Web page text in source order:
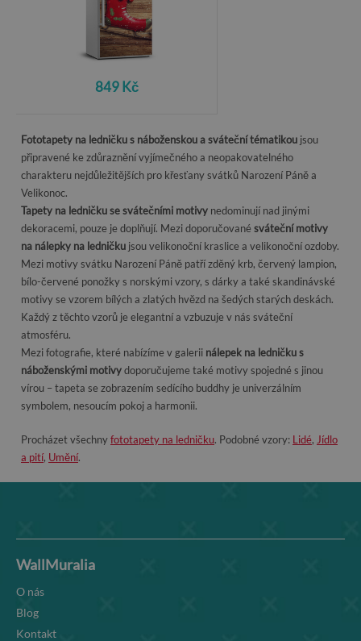
849 Kč
Fototapety na ledničku s náboženskou a sváteční tématikou jsou
připravené ke zdůraznění vyjímečného a neopakovatelného
charakteru nejdůležitějších pro křesťany svátků Narození Páně a
Velikonoc.
Tapety na ledničku se svátečními motivy nedominují nad jinými
dekoracemi, pouze je doplňují. Mezi doporučované sváteční motivy
na nálepky na ledničku jsou velikonoční kraslice a velikonoční ozdoby.
Mezi motivy svátku Narození Páně patří zděný krb, červený lampion,
bílo-červené ponožky s norskými vzory, s dárky a také skandinávské
motivy se vzorem bílých a zlatých hvězd na šedých starých deskách.
Každý z těchto vzorů je elegantní a vzbuzuje v nás sváteční
atmosféru.
Mezi fotografie, které nabízíme v galerii nálepek na ledničku s
náboženskými motivydoporučujeme také motivy spojedné s jinou
vírou – tapeta se zobrazením sedícího buddhy je univerzálním
symbolem, nesoucím pokoj a harmonii.
Procházet všechnyfototapety na ledničku. Podobné vzory: Lidé, Jídlo
a pití, Umění.
WallMuralia
O nás
Blog
Kontakt